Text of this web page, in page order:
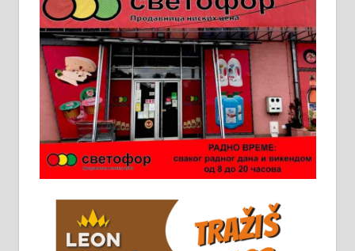
Пружам услуге завршних радова
у грађевини, хидроизолације и
молерских радова. 061/25-28-058
Ало таксију потребан возач са Б
категоријом. 064/02-85-511
Потребна два радника за рад на
стоваришту „Липа промет” у
информација доћи лично на
стовариште у улици Максима
Горког 26 сваког радног дана од
8 до 15 часова. 063/465-045